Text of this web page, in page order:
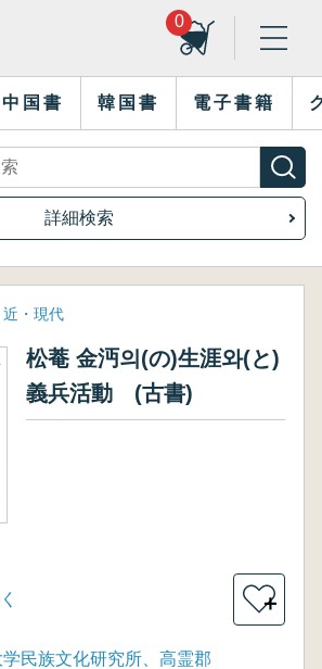
0
中国書 韓国書 電子書籍
詳細検索
近・現代
松菴 金沔의(の)生涯와(と)
義兵活動 (古書)
＋
民族文化研究所、高霊郡